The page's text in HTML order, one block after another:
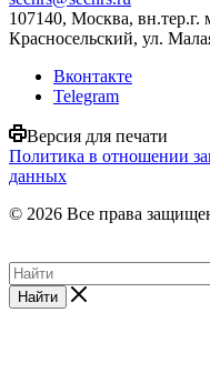
107140, Москва,
Красносельский, ул.
Вконтакте
Telegram
Версия для печати
Политика в отношении
данных
© 2026 Все права
Найти